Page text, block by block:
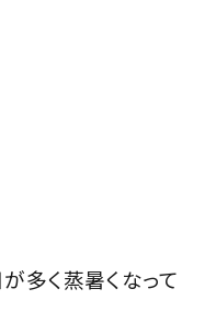
多く蒸暑くなって